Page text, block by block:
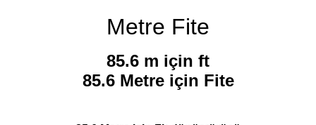
Metre Fite
85.6 m için ft
85.6 Metre için Fite